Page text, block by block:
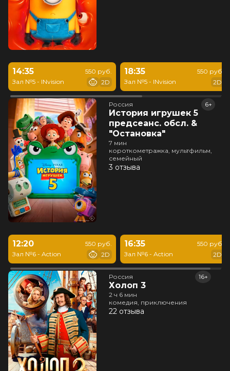
14:35
Зал №5 - INvision
550 руб.
2D
18:35
Зал №5 - INvision
550 руб.
2D
Россия
История игрушек 5
предсеанс. обсл. &
"Остановка"
6+
7 мин
короткометражка, мультфильм,
семейный
3 отзыва
12:20
Зал №6 - Action
550 руб.
2D
16:35
Зал №6 - Action
550 руб.
2D
Россия
Холоп 3
16+
2 ч 6 мин
комедия, приключения
22 отзыва